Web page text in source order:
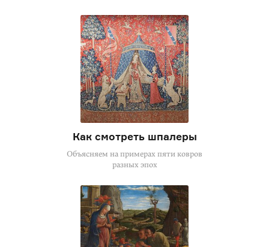
Как смотреть шпалеры
Объясняем на примерах пяти ковров
разных эпох